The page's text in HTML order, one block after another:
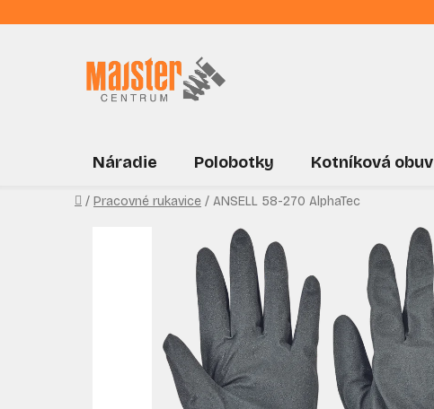
na
Náradie Polobotky Kotníková obuv
Domov
/ Pracovné rukavice / ANSELL 58-270 AlphaTec